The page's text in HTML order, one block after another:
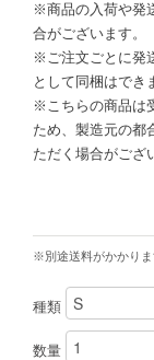
※商品の入荷や発
合がございます。
※ご注文ごとに発
として同梱はでき
※こちらの商品は
ため、製造元の都
ただく場合がござ
※別途送料がかかりま
種類
数量